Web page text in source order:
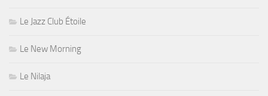
Le Jazz Club Étoile
Le New Morning
Le Nilaja